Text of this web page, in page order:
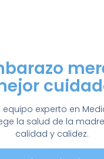
experto en
la salud de la
calidad y calidez.